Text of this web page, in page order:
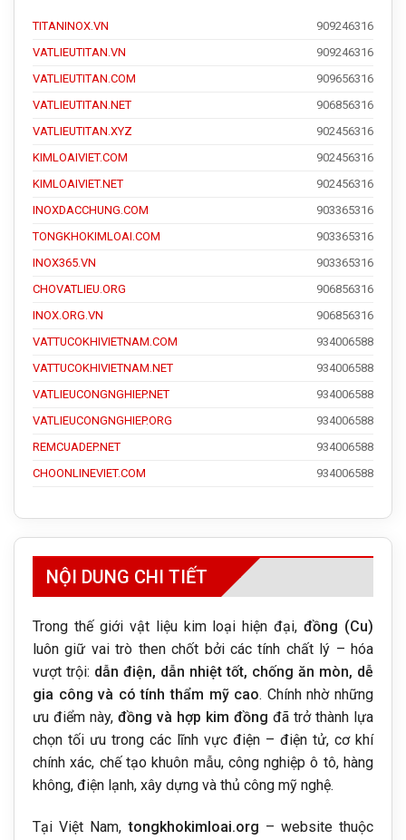
TITANINOX.VN
909246316
VATLIEUTITAN.VN
909246316
VATLIEUTITAN.COM
909656316
VATLIEUTITAN.NET
906856316
VATLIEUTITAN.XYZ
902456316
KIMLOAIVIET.COM
902456316
KIMLOAIVIET.NET
902456316
INOXDACCHUNG.COM
903365316
TONGKHOKIMLOAI.COM
903365316
INOX365.VN
903365316
CHOVATLIEU.ORG
906856316
INOX.ORG.VN
906856316
VATTUCOKHIVIETNAM.COM
934006588
VATTUCOKHIVIETNAM.NET
934006588
VATLIEUCONGNGHIEP.NET
934006588
VATLIEUCONGNGHIEP.ORG
934006588
REMCUADEP.NET
934006588
CHOONLINEVIET.COM
934006588
NỘI DUNG CHI TIẾT
Trong thế giới vật liệu kim loại hiện đại,đồng (Cu)
luôn giữ vai trò then chốt bởi các tính chất lý – hóa
vượt trội: dẫn điện, dẫn nhiệt tốt, chống ăn mòn, dễ
gia công và có tính thẩm mỹ cao. Chính nhờ những
ưu điểm này, đồng và hợp kim đồng đã trở thành lựa
chọn tối ưu trong các lĩnh vực điện – điện tử, cơ khí
chính xác, chế tạo khuôn mẫu, công nghiệp ô tô, hàng
không, điện lạnh, xây dựng và thủ công mỹ nghệ.
Tại Việt Nam,tongkhokimloai.org – website thuộc